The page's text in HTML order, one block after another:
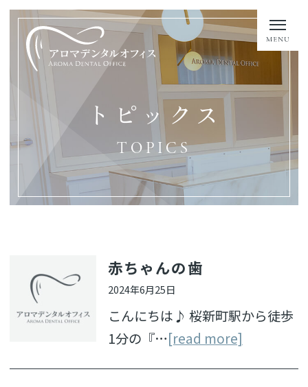
トピックス
TOPICS
赤ちゃんの歯
2024年6月25日
こんにちは♪ 桜新町駅から徒歩
1分の『…[read more]